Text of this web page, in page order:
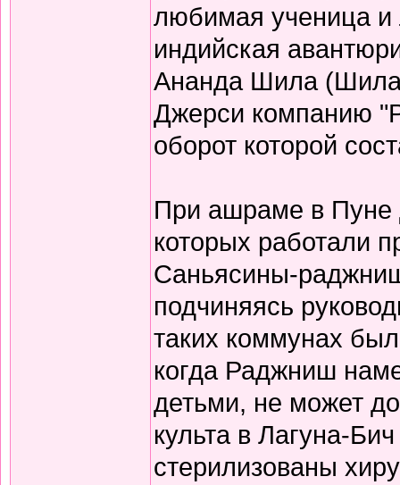
любимая ученица
индийская
Ананда Шила
Джерси компанию
оборот которой
При ашраме в Пуне
которых работали
Саньясины-
подчиняясь
таких коммунах
когда Раджниш
детьми, не может
культа в Лагуна-
стерилизованы